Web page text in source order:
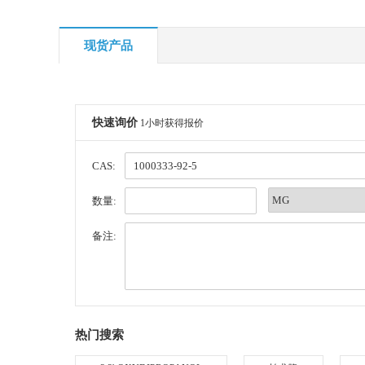
现货产品
快速询价 1小时获得报价
CAS:
数量:
备注:
热门搜索